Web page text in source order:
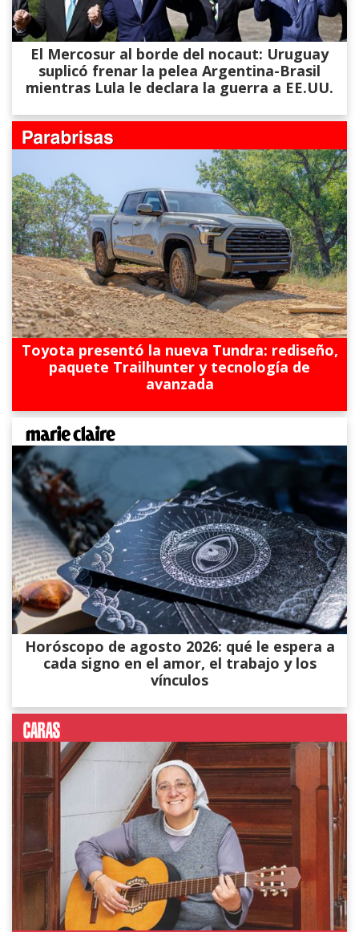
El Mercosur al borde del nocaut: Uruguay
suplicó frenar la pelea Argentina-Brasil
mientras Lula le declara la guerra a EE.UU.
Toyota presentó la nueva Tundra: rediseño,
paquete Trailhunter y tecnología de
avanzada
Horóscopo de agosto 2026: qué le espera a
cada signo en el amor, el trabajo y los
vínculos